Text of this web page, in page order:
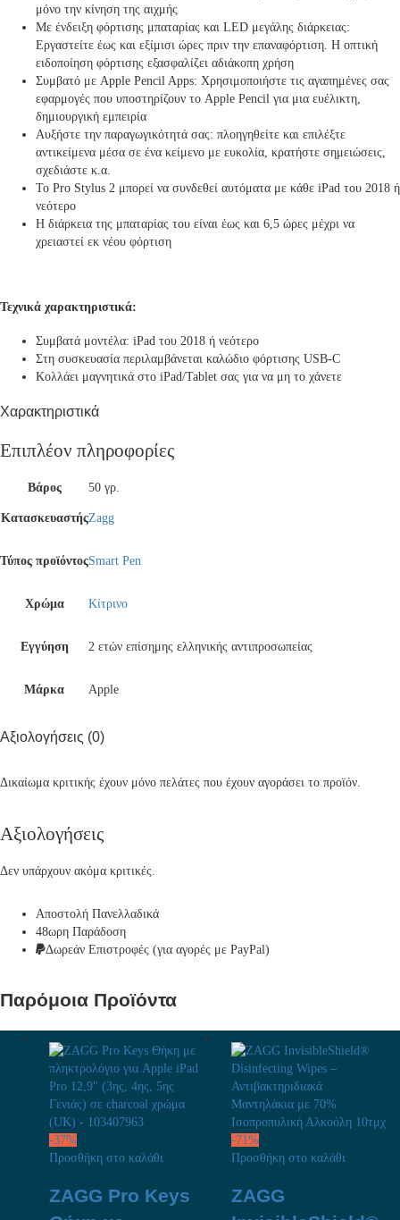
μόνο την κίνηση της αιχμής
Με ένδειξη φόρτισης μπαταρίας και LED μεγάλης διάρκειας:
Εργαστείτε έως και εξίμισι ώρες πριν την επαναφόρτιση. Η οπτική
ειδοποίηση φόρτισης εξασφαλίζει αδιάκοπη χρήση
Συμβατό με Apple Pencil Apps: Χρησιμοποιήστε τις αγαπημένες σας
εφαρμογές που υποστηρίζουν το Apple Pencil για μια ευέλικτη,
δημιουργική εμπειρία
Αυξήστε την παραγωγικότητά σας: πλοηγηθείτε και επιλέξτε
αντικείμενα μέσα σε ένα κείμενο με ευκολία, κρατήστε σημειώσεις,
σχεδιάστε κ.α.
Το Pro Stylus 2 μπορεί να συνδεθεί αυτόματα με κάθε iPad του 2018 ή
νεότερο
Η διάρκεια της μπαταρίας του είναι έως και 6,5 ώρες μέχρι να
χρειαστεί εκ νέου φόρτιση
Τεχνικά χαρακτηριστικά:
Συμβατά μοντέλα: iPad του 2018 ή νεότερο
Στη συσκευασία περιλαμβάνεται καλώδιο φόρτισης USB-C
Κολλάει μαγνητικά στο iPad/Tablet σας για να μη το χάνετε
Χαρακτηριστικά
Επιπλέον πληροφορίες
Βάρος 50 γρ.
ΚατασκευαστήςZagg
Τύπος προϊόντοςSmart Pen
Χρώμα Κίτρινο
Εγγύηση 2 ετών επίσημης ελληνικής αντιπροσωπείας
Μάρκα Apple
Αξιολογήσεις (0)
Δικαίωμα κριτικής έχουν μόνο πελάτες που έχουν αγοράσει το προϊόν.
Αξιολογήσεις
Δεν υπάρχουν ακόμα κριτικές.
Αποστολή Πανελλαδικά
48ωρη Παράδοση
Δωρεάν Eπιστροφές (για αγορές με PayPal)
Παρόμοια Προϊόντα
-37%
Προσθήκη στο καλάθι
ZAGG Pro Keys
-71 %
Προσθήκη στο καλάθι
ZAGG